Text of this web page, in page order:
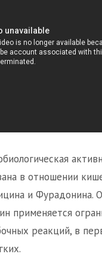
в отношении
и Фурадонина.
применяется
реакций, в